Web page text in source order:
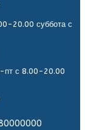
20.00 суббота с
пт с 8.00-20.00